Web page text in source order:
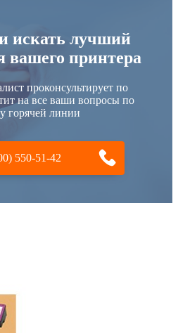
искать лучший
вашего принтера
проконсультирует по
на все ваши вопросы по
горячей линии
550-51-42